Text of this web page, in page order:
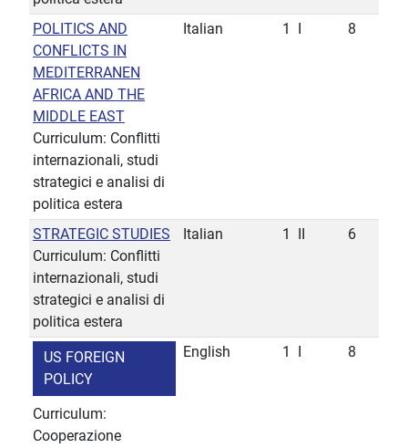
POLITICS AND
CONFLICTS IN
MEDITERRANEN
AFRICA AND THE
MIDDLE EAST
Curriculum: Conflitti
internazionali, studi
strategici e analisi di
politica estera
Italian 1 8
STRATEGIC STUDIES
Curriculum: Conflitti
internazionali, studi
strategici e analisi di
politica estera
Italian 1 6
US FOREIGN
POLICY
Curriculum:
Cooperazione
English 1 8